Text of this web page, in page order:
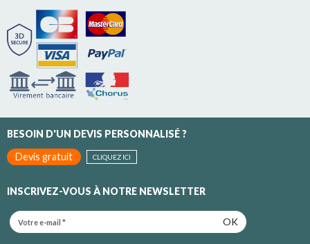
BESOIN D'UN DEVIS PERSONNALISÉ ?
Devis gratuit
CLIQUEZ ICI
INSCRIVEZ-VOUS À NOTRE NEWSLETTER
OK